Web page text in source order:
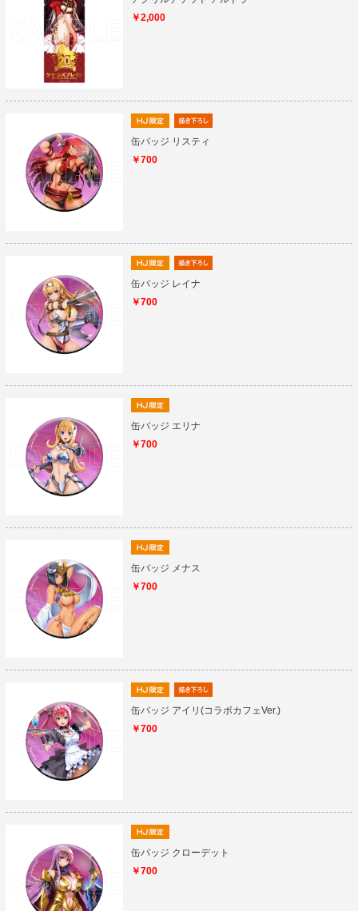
￥2,000
缶バッジ リスティ
￥700
缶バッジ レイナ
￥700
缶バッジ エリナ
￥700
缶バッジ メナス
￥700
缶バッジ アイリ(コラボカフェVer.)
￥700
缶バッジ クローデット
￥700